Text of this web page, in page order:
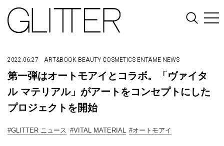
2022.06.27 ART&BOOK BEAUTY COSMETICS ENTAME NEWS
第一弾はオートモアイとコラボ。「ヴァイタ
ル マテリアル」がアートをコンセプトにした
プロジェクトを開始
#GLITTER ニュース #VITAL MATERIAL #オートモアイ